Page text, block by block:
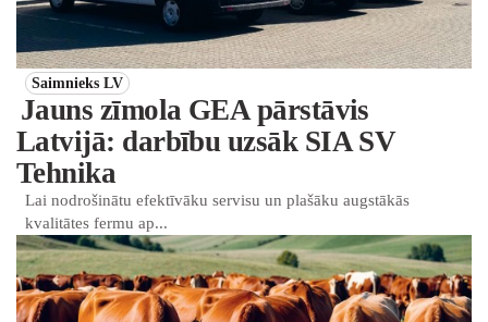
Saimnieks LV
Jauns zīmola GEA pārstāvis
Latvijā: darbību uzsāk SIA SV
Tehnika
Lai nodrošinātu efektīvāku servisu un plašāku augstākās
kvalitātes fermu ap...